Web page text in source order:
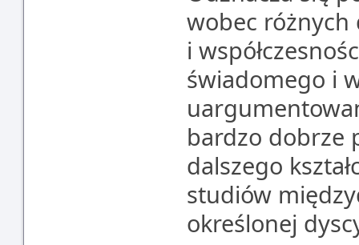
wobec
i
świadomego i
bardzo dobrze
dalszego
studiów
określonej